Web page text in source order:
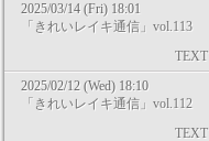
2025/03/14 (Fri) 18:01
「きれいレイキ通信」vol.113
TEXT
2025/02/12 (Wed) 18:10
「きれいレイキ通信」vol.112
TEXT